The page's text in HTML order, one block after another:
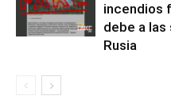
incendios
debe a las
Rusia